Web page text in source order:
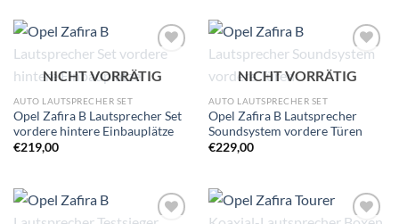
Wunschliste
NICHT VORRÄTIG
AUTO LAUTSPRECHER SET
Opel Zafira B Lautsprecher Set
vordere hintere Einbauplätze
€219,00
Wunschliste
NICHT VORRÄTIG
AUTO LAUTSPRECHER SET
Opel Zafira B Lautsprecher
Soundsystem vordere Türen
€229,00